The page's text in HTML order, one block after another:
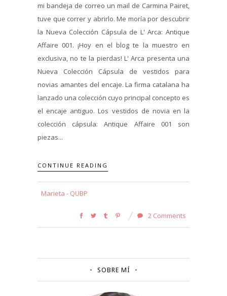
mi bandeja de correo un mail de Carmina Pairet,
tuve que correr y abrirlo. Me moría por descubrir
la Nueva Colección Cápsula de L' Arca: Antique
Affaire 001. ¡Hoy en el blog te la muestro en
exclusiva, no te la pierdas! L' Arca presenta una
Nueva Colección Cápsula de vestidos para
novias amantes del encaje. La firma catalana ha
lanzado una colección cuyo principal concepto es
el encaje antiguo. Los vestidos de novia en la
colección cápsula: Antique Affaire 001 son
piezas...
CONTINUE READING
Marieta - QUBP
2 Comments
SOBRE MÍ